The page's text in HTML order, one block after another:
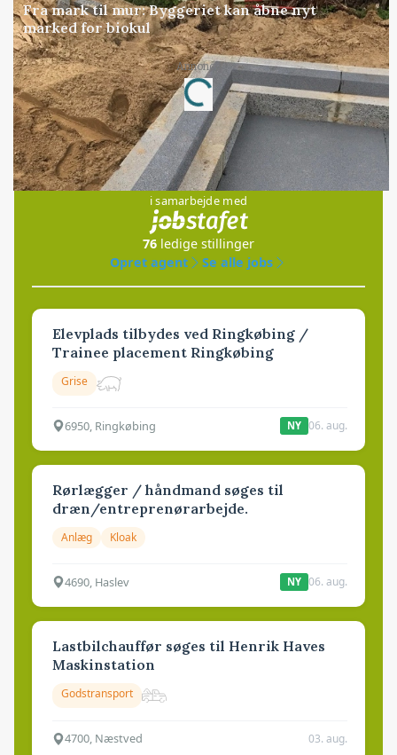
Fra mark til mur: Byggeriet kan åbne nyt
marked for biokul
Annonce
Loading...
Jobs
i samarbejde med
76 ledige stillinger
Opret agent
Se alle jobs
Elevplads tilbydes ved Ringkøbing /
Trainee placement Ringkøbing
Grise
6950, Ringkøbing NY 06. aug.
Rørlægger / håndmand søges til
dræn/entreprenørarbejde.
Anlæg Kloak
4690, Haslev NY 06. aug.
Lastbilchauffør søges til Henrik Haves
Maskinstation
Godstransport
4700, Næstved 03. aug.